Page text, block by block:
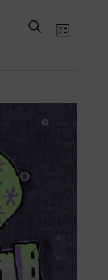
vistas
de
BuscarLista